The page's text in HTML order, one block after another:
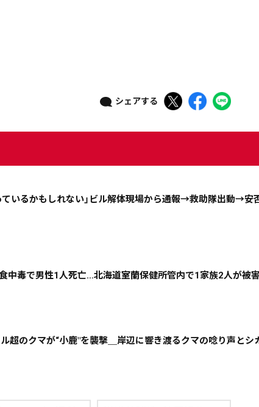
シェアする
ているかもしれない」ビル解体現場から通報→救助隊出動→安
食中毒で男性1人死亡…北海道室蘭保健所管内で1家族2人が被害
ル超のクマが“小鹿"を襲撃＿岸辺に響き渡るクマの唸り声とシ
08月02日
道外